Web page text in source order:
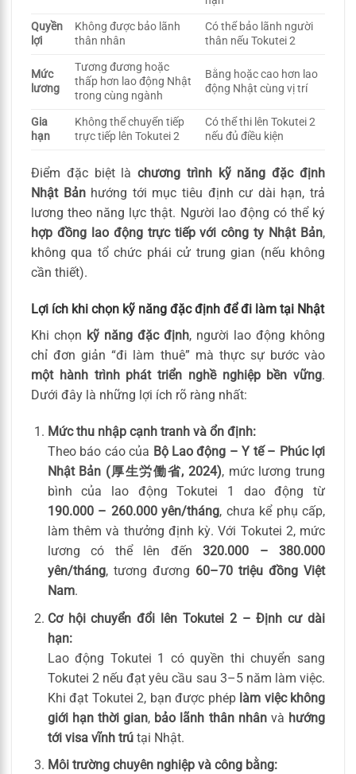
Quyền
lợi
Không được bảo lãnh
thân nhân
Có thể bảo lãnh người
thân nếu Tokutei 2
Mức
lương
Tương đương hoặc
thấp hơn lao động Nhật
trong cùng ngành
Bằng hoặc cao hơn lao
động Nhật cùng vị trí
Gia
hạn
Không thể chuyển tiếp
trực tiếp lên Tokutei 2
Có thể thi lên Tokutei 2
nếu đủ điều kiện
Điểm đặc biệt làchương trình kỹ năng đặc định
Nhật Bảnhướng tới mục tiêu định cư dài hạn, trả
lương theo năng lực thật. Người lao động có thể ký
hợp đồng lao động trực tiếp với công ty Nhật Bản,
không qua tổ chức phái cử trung gian (nếu không
cần thiết).
Lợi ích khi chọn kỹ năng đặc định để đi làm tại Nhật
Khi chọn kỹ năng đặc định, người lao động không
chỉ đơn giản “đi làm thuê” mà thực sự bước vào
một hành trình phát triển nghề nghiệp bền vững.
Dưới đây là những lợi ích rõ ràng nhất:
Mức thu nhập cạnh tranh và ổn định:
Theo báo cáo của Bộ Lao động – Y tế – Phúc lợi
Nhật Bản (厚生労働省, 2024), mức lương trung
bình của lao động Tokutei 1 dao động từ
190.000 – 260.000 yên/tháng, chưa kể phụ cấp,
làm thêm và thưởng định kỳ. Với Tokutei 2, mức
lương có thể lên đến320.000 – 380.000
yên/tháng, tương đương 60–70 triệu đồng Việt
Nam.
Cơ hội chuyển đổi lên Tokutei 2 – Định cư dài
hạn:
Lao động Tokutei 1 có quyền thi chuyển sang
Tokutei 2 nếu đạt yêu cầu sau 3–5 năm làm việc.
Khi đạt Tokutei 2, bạn được phép làm việc không
giới hạn thời gian, bảo lãnh thân nhânvà hướng
tới visa vĩnh trútại Nhật.
Môi trường chuyên nghiệp và công bằng: